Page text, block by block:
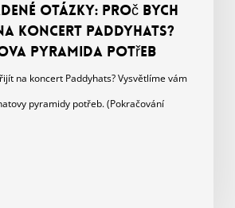
OTÁZKY: Proč bych
koncert Paddyhats?
pyramida potřeb
na koncert Paddyhats? Vysvětlíme vám
pyramidy potřeb. (Pokračování